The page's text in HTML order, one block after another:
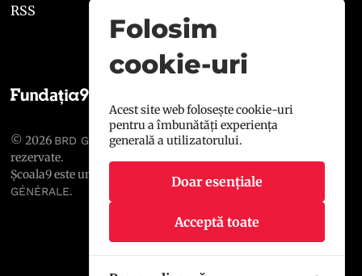
RSS
© 2026 BRD GROUPE SOCIÉTÉ GÉNÉRALE
rezervate.
Școala9 este un proiect susținut de
BRD GROUPE SOCIÉTÉ
GÉNÉRALE.
Folosim
cookie-uri
Acest site web folosește cookie-uri
pentru a îmbunătăți experiența
generală a utilizatorului.
Doar esențiale
Acceptă toate